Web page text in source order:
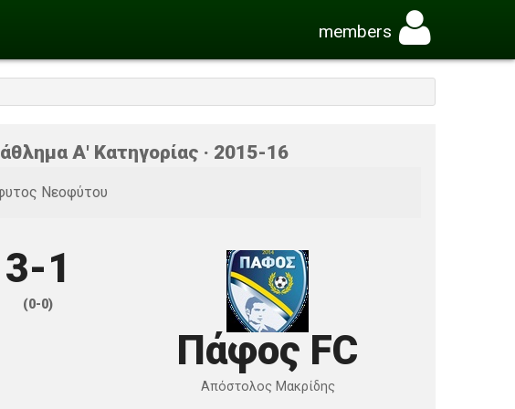
members
Α' Κατηγορίας · 2015-16
Νεοφύτου
3-1
(0-0)
Πάφος FC
Απόστολος Μακρίδης